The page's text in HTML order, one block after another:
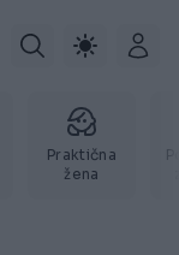
Praktična
žena